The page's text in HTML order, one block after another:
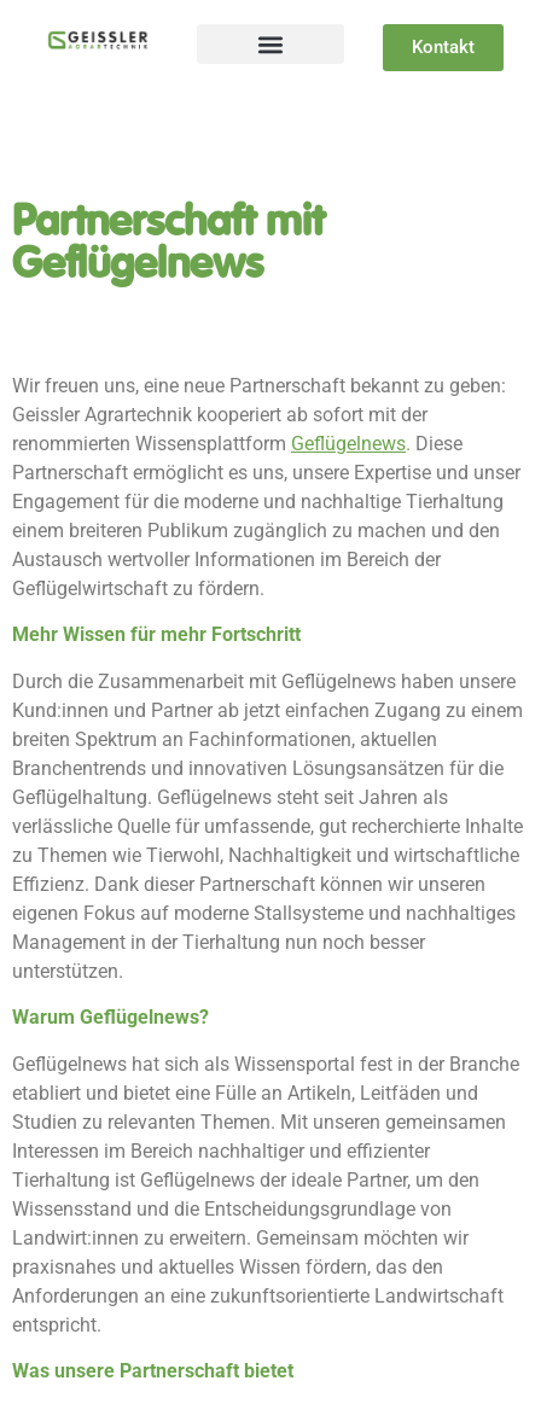
Kontakt
Partnerschaft mit
Geflügelnews
Wir freuen uns, eine neue Partnerschaft bekannt zu geben:
Geissler Agrartechnik kooperiert ab sofort mit der
renommierten Wissensplattform Geflügelnews. Diese
Partnerschaft ermöglicht es uns, unsere Expertise und unser
Engagement für die moderne und nachhaltige Tierhaltung
einem breiteren Publikum zugänglich zu machen und den
Austausch wertvoller Informationen im Bereich der
Geflügelwirtschaft zu fördern.
Mehr Wissen für mehr Fortschritt
Durch die Zusammenarbeit mit Geflügelnews haben unsere
Kund:innen und Partner ab jetzt einfachen Zugang zu einem
breiten Spektrum an Fachinformationen, aktuellen
Branchentrends und innovativen Lösungsansätzen für die
Geflügelhaltung. Geflügelnews steht seit Jahren als
verlässliche Quelle für umfassende, gut recherchierte Inhalte
zu Themen wie Tierwohl, Nachhaltigkeit und wirtschaftliche
Effizienz. Dank dieser Partnerschaft können wir unseren
eigenen Fokus auf moderne Stallsysteme und nachhaltiges
Management in der Tierhaltung nun noch besser
unterstützen.
Warum Geflügelnews?
Geflügelnews hat sich als Wissensportal fest in der Branche
etabliert und bietet eine Fülle an Artikeln, Leitfäden und
Studien zu relevanten Themen. Mit unseren gemeinsamen
Interessen im Bereich nachhaltiger und effizienter
Tierhaltung ist Geflügelnews der ideale Partner, um den
Wissensstand und die Entscheidungsgrundlage von
Landwirt:innen zu erweitern. Gemeinsam möchten wir
praxisnahes und aktuelles Wissen fördern, das den
Anforderungen an eine zukunftsorientierte Landwirtschaft
entspricht.
Was unsere Partnerschaft bietet